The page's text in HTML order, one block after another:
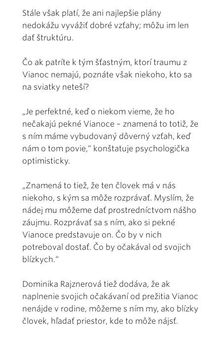
Stále však platí, že ani najlepšie plány
nedokážu vyvážiť dobré vzťahy; môžu im len
dať štruktúru.
Čo ak patríte k tým šťastným, ktorí traumu z
Vianoc nemajú, poznáte však niekoho, kto sa
na sviatky neteší?
„Je perfektné, keď o niekom vieme, že ho
nečakajú pekné Vianoce – znamená to totiž, že
s ním máme vybudovaný dôverný vzťah, keď
nám o tom povie,“ konštatuje psychologička
optimisticky.
„Znamená to tiež, že ten človek má v nás
niekoho, s kým sa môže rozprávať. Myslím, že
nádej mu môžeme dať prostredníctvom nášho
záujmu. Rozprávať sa s ním, ako si pekné
Vianoce predstavuje on. Čo by v nich
potreboval dostať. Čo by očakával od svojich
blízkych.“
Dominika Rajznerová tiež dodáva, že ak
naplnenie svojich očakávaní od prežitia Vianoc
nenájde v rodine, môžeme s ním my, ako blízky
človek, hľadať priestor, kde to môže nájsť.